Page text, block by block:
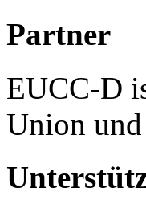
Partner
EUCC-D
Union